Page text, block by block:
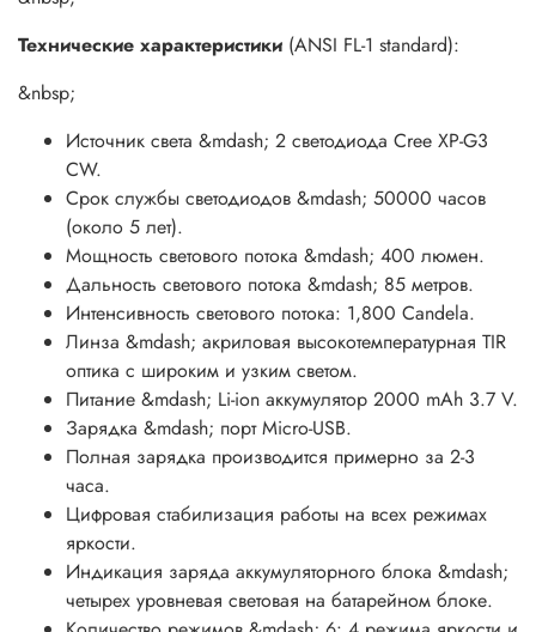
Включение/выключение/переключение режимов
Угол вращения фонаря 180&deg;.&nbsp;
Эластичное налобное крепление со
светоотражающими элементами на ремне.
Прочный эргономичный корпус фонаря выполнен
из авиационного алюминия марки Т6061 T6 с
жестким анодирование 3-й (максимальной) степени.
Ударозащита по стандарту FL1 Standart (падения с
высоты до 1 метра).
Повышенная герметичность корпуса по стандарту
IPX-4 (защита от водяных брызг с любого
направления).
Сертифицирован по европейским стандартам CE и
RoHS Certification.
Габариты головы: 45 мм. x 23 мм. x 24 мм
Габариты батареи: 71 мм. x 42 мм. x 19 мм
Вес: 115 г.
&nbsp;
Технические характеристики (ANSI FL-1 standard):
&nbsp;
Источник света &mdash; 2 светодиода Cree XP-G3
CW.
Срок службы светодиодов &mdash; 50000 часов
(около 5 лет).
Мощность светового потока &mdash; 400 люмен.
Дальность светового потока &mdash; 85 метров.
Интенсивность светового потока: 1,800 Candela.
Линза &mdash; акриловая высокотемпературная TIR
оптика с широким и узким светом.
Питание &mdash; Li-ion аккумулятор 2000 mAh 3.7 V.
Зарядка &mdash; порт Micro-USB.
Полная зарядка производится примерно за 2-3
часа.
Цифровая стабилизация работы на всех режимах
яркости.
Индикация заряда аккумуляторного блока &mdash;
четырех уровневая световая на батарейном блоке.